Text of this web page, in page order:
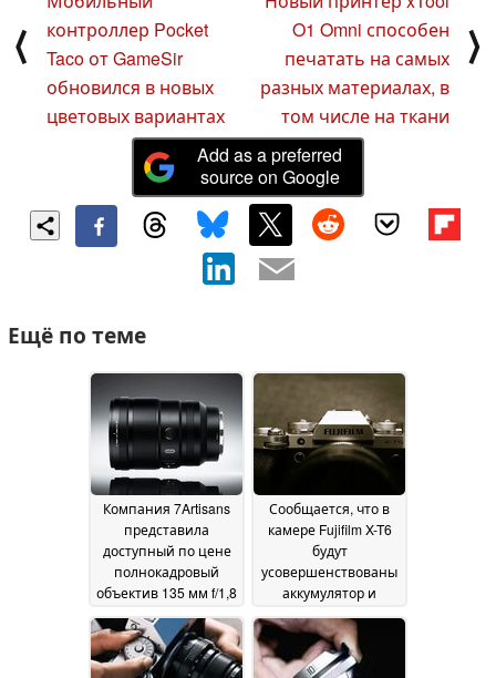
⟨
контроллер Pocket
Taco от GameSir
обновился в новых
цветовых вариантах
O1 Omni способен
печатать на самых
разных материалах, в
том числе на ткани
⟩
Add as a preferred
source on Google
Ещё по теме
Компания 7Artisans
представила
доступный по цене
полнокадровый
объектив 135 мм f/1,8
и Nikon 03 July 2026
Сообщается, что в
камере Fujifilm X-T6
будут
усовершенствованы
аккумулятор и
автофокусировки
June 2026